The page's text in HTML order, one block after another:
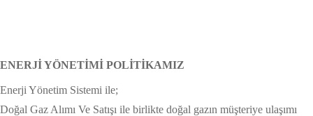
ENERJİ YÖNETİMİ POLİTİKAMIZ
Enerji Yönetim Sistemi ile;
Doğal Gaz Alımı Ve Satışı ile birlikte doğal gazın müşteriye ulaşımı